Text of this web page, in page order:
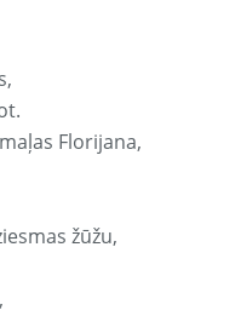
Florijana,
žūžu,